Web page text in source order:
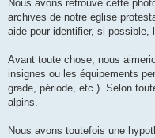
Nous avons retrouvé cette
archives de notre église
aide pour identifier, si possible,
Avant toute chose, nous
insignes ou les équipements
grade, période, etc.). Selon
alpins.
Nous avons toutefois une